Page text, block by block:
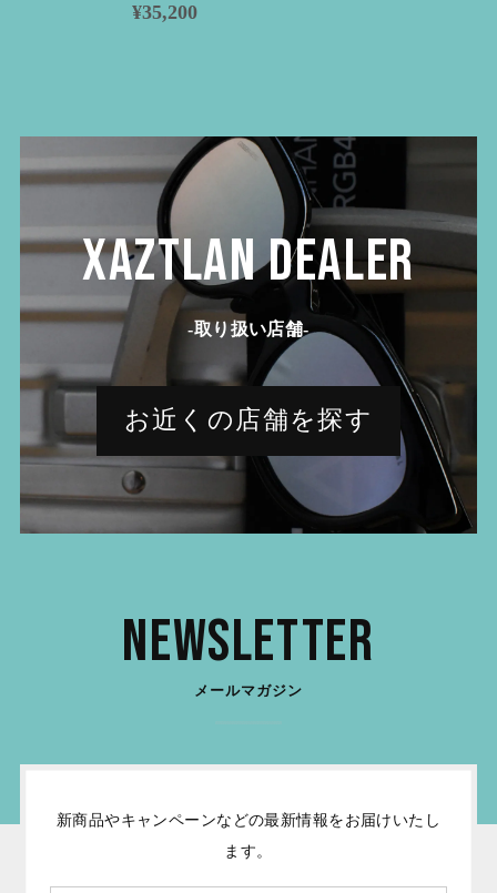
¥35,200
XAZTLAN DEALER
-取り扱い店舗-
お近くの店舗を探す
Newsletter
メールマガジン
新商品やキャンペーンなどの最新情報をお届けいたし
ます。